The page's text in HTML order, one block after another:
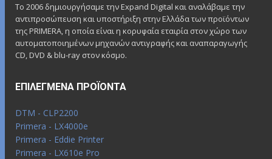
Το 2006 δημιουργήσαμε την Expand Digital και αναλάβαμε την
αντιπροσώπευση και υποστήριξη στην Ελλάδα των προϊόντων
της PRIMERA, η οποία είναι η κορυφαία εταιρία στον χώρο των
αυτοματοποιημένων μηχανών αντιγραφής και αναπαραγωγής
CD, DVD & blu-ray στον κόσμο.
ΕΠΙΛΕΓΜΈΝΑ ΠΡΟΪΌΝΤΑ
DTM - CLP2200
Primera - LX4000e
Primera - Eddie Printer
Primera - LX610e Pro